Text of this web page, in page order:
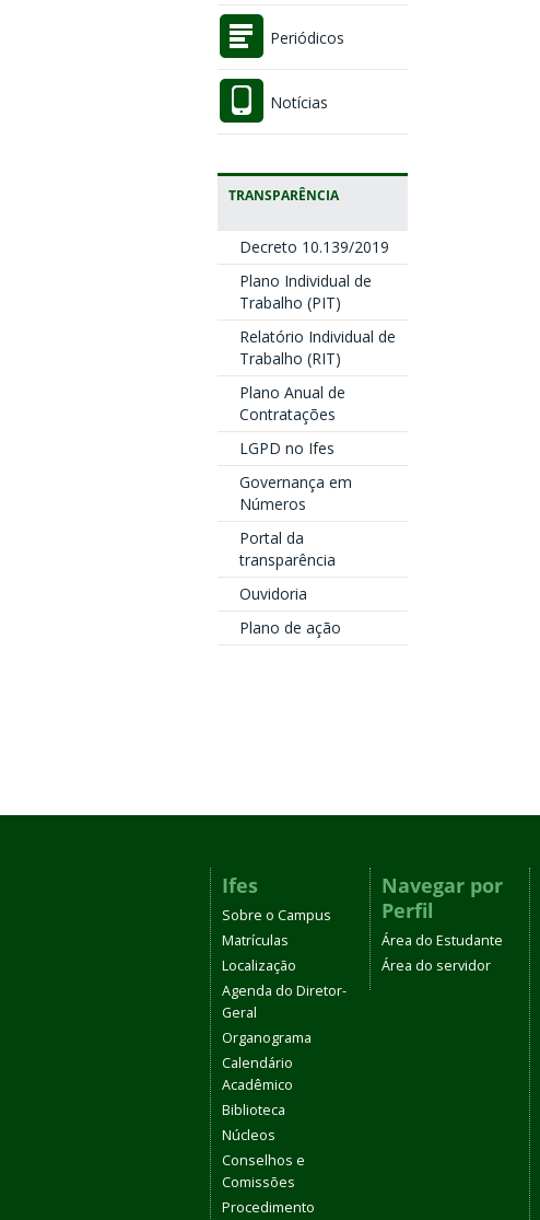
Periódicos
Notícias
TRANSPARÊNCIA
Decreto 10.139/2019
Plano Individual de
Trabalho (PIT)
Relatório Individual de
Trabalho (RIT)
Plano Anual de
Contratações
LGPD no Ifes
Governança em
Números
Portal da
transparência
Ouvidoria
Plano de ação
Ifes
Sobre o Campus
Matrículas
Localização
Agenda do Diretor-
Geral
Organograma
Calendário
Acadêmico
Biblioteca
Núcleos
Conselhos e
Comissões
Procedimento
Navegar por
Perfil
Área do Estudante
Área do servidor